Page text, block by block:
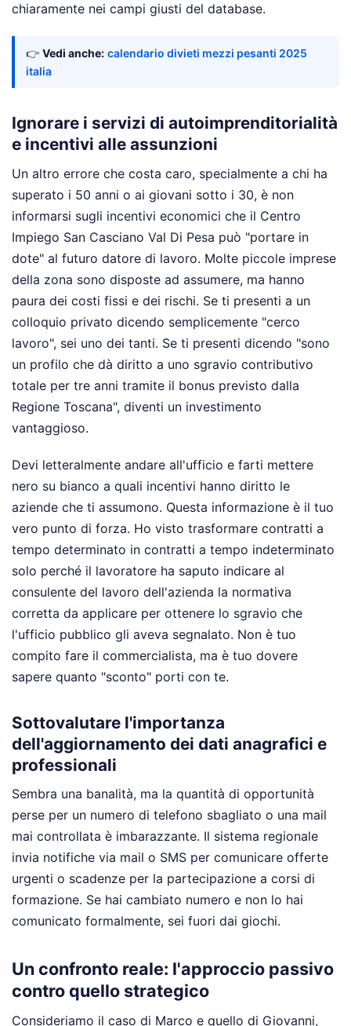
chiaramente nei campi giusti del database.
👉 Vedi anche: calendario divieti mezzi pesanti 2025
italia
Ignorare i servizi di autoimprenditorialità
e incentivi alle assunzioni
Un altro errore che costa caro, specialmente a chi ha
superato i 50 anni o ai giovani sotto i 30, è non
informarsi sugli incentivi economici che il Centro
Impiego San Casciano Val Di Pesa può "portare in
dote" al futuro datore di lavoro. Molte piccole imprese
della zona sono disposte ad assumere, ma hanno
paura dei costi fissi e dei rischi. Se ti presenti a un
colloquio privato dicendo semplicemente "cerco
lavoro", sei uno dei tanti. Se ti presenti dicendo "sono
un profilo che dà diritto a uno sgravio contributivo
totale per tre anni tramite il bonus previsto dalla
Regione Toscana", diventi un investimento
vantaggioso.
Devi letteralmente andare all'ufficio e farti mettere
nero su bianco a quali incentivi hanno diritto le
aziende che ti assumono. Questa informazione è il tuo
vero punto di forza. Ho visto trasformare contratti a
tempo determinato in contratti a tempo indeterminato
solo perché il lavoratore ha saputo indicare al
consulente del lavoro dell'azienda la normativa
corretta da applicare per ottenere lo sgravio che
l'ufficio pubblico gli aveva segnalato. Non è tuo
compito fare il commercialista, ma è tuo dovere
sapere quanto "sconto" porti con te.
Sottovalutare l'importanza
dell'aggiornamento dei dati anagrafici e
professionali
Sembra una banalità, ma la quantità di opportunità
perse per un numero di telefono sbagliato o una mail
mai controllata è imbarazzante. Il sistema regionale
invia notifiche via mail o SMS per comunicare offerte
urgenti o scadenze per la partecipazione a corsi di
formazione. Se hai cambiato numero e non lo hai
comunicato formalmente, sei fuori dai giochi.
Un confronto reale: l'approccio passivo
contro quello strategico
Consideriamo il caso di Marco e quello di Giovanni,